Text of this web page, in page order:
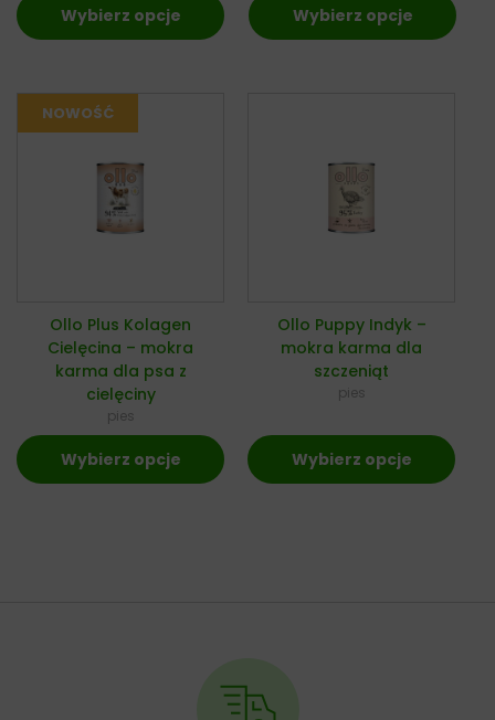
Wybierz opcje Wybierz opcje
Ollo Plus Kolagen
Cielęcina – mokra
karma dla psa z
cielęciny
pies
Wybierz opcje
Ollo Puppy Indyk –
mokra karma dla
szczeniąt
pies
Wybierz opcje